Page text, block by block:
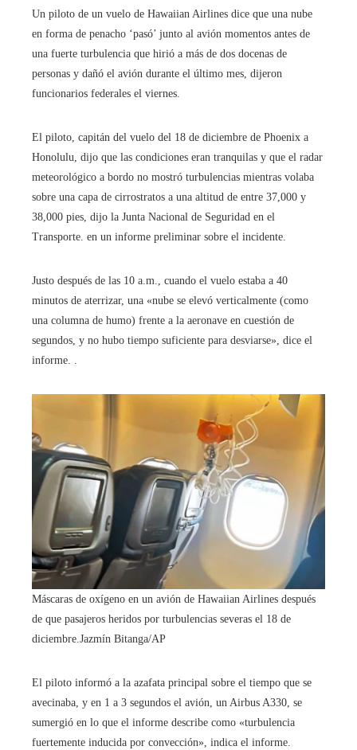
Un piloto de un vuelo de Hawaiian Airlines dice que una nube
en forma de penacho ‘pasó’ junto al avión momentos antes de
una fuerte turbulencia que hirió a más de dos docenas de
personas y dañó el avión durante el último mes, dijeron
funcionarios federales el viernes.
El piloto, capitán del vuelo del 18 de diciembre de Phoenix a
Honolulu, dijo que las condiciones eran tranquilas y que el radar
meteorológico a bordo no mostró turbulencias mientras volaba
sobre una capa de cirrostratos a una altitud de entre 37,000 y
38,000 pies, dijo la Junta Nacional de Seguridad en el
Transporte. en un informe preliminar sobre el incidente.
Justo después de las 10 a.m., cuando el vuelo estaba a 40
minutos de aterrizar, una «nube se elevó verticalmente (como
una columna de humo) frente a la aeronave en cuestión de
segundos, y no hubo tiempo suficiente para desviarse», dice el
informe. .
Máscaras de oxígeno en un avión de Hawaiian Airlines después
de que pasajeros heridos por turbulencias severas el 18 de
diciembre.Jazmín Bitanga/AP
El piloto informó a la azafata principal sobre el tiempo que se
avecinaba, y en 1 a 3 segundos el avión, un Airbus A330, se
sumergió en lo que el informe describe como «turbulencia
fuertemente inducida por convección», indica el informe.